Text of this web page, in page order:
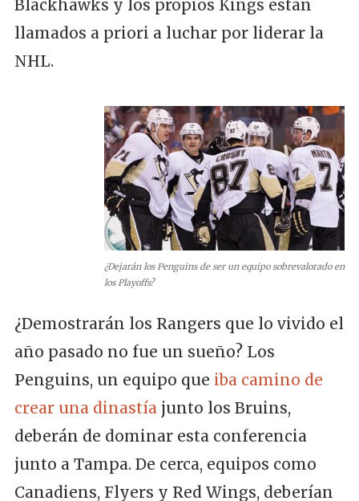
Blackhawks y los propios Kings están
llamados a priori a luchar por liderar la
NHL.
¿Dejarán los Penguins de ser un equipo sobrevalorado en
los Playoffs?
¿Demostrarán los Rangers que lo vivido el
año pasado no fue un sueño? Los
Penguins, un equipo que iba camino de
crear una dinastía junto los Bruins,
deberán de dominar esta conferencia
junto a Tampa. De cerca, equipos como
Canadiens, Flyers y Red Wings, deberían